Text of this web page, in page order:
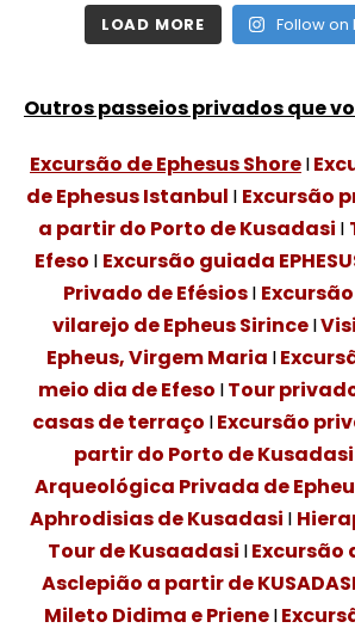
LOAD MORE Follow
Outros passeios privados que
Excursão de Ephesus ShoreI
de Ephesus Istanbul I Excursão
a partir do Porto de Kusadasi I
Efeso I Excursão guiada
Privado de EfésiosI
vilarejo de Epheus SirinceI
Epheus, Virgem Maria I
meio dia de Efeso ITour
casas de terraço IExcursão
partir do Porto de Kusadasi
Arqueológica Privada de
Aphrodisias de Kusadasi I
Tour de Kusaadasi IExcursão
Asclepião a partir de KUSADASI
Mileto Didima e PrieneI